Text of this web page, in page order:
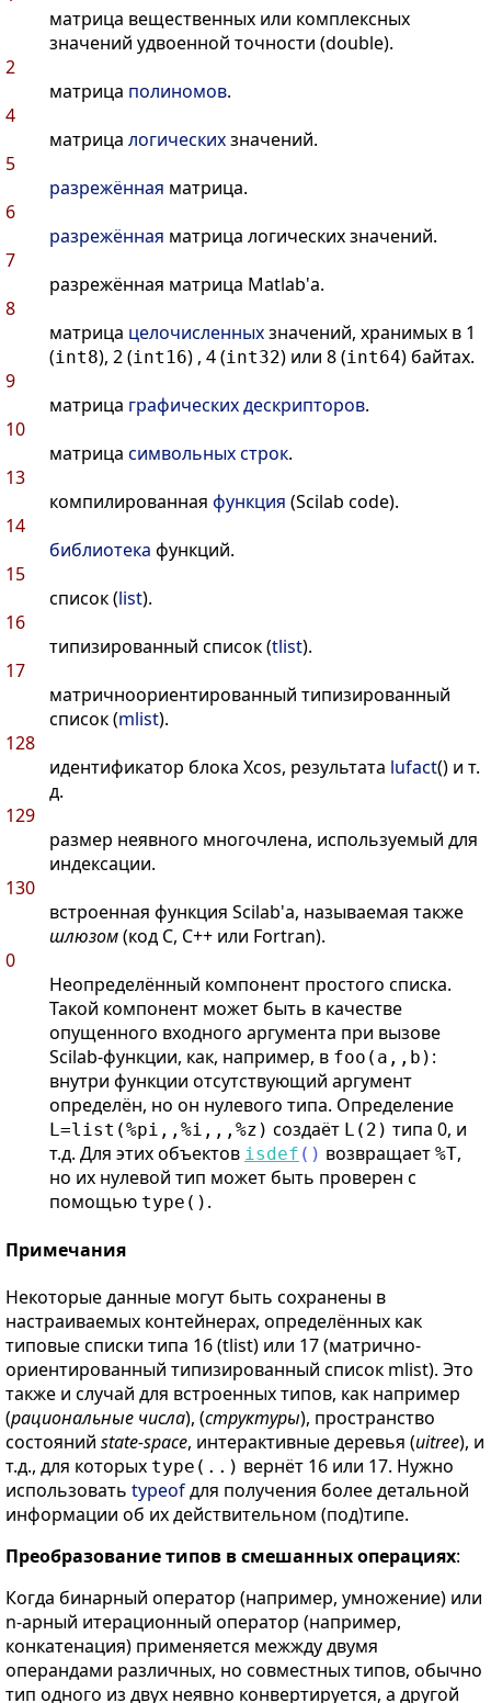
матрица вещественных или комплексных
значений удвоенной точности (double).
2
матрица полиномов.
4
матрица логическихзначений.
5
разрежённая матрица.
6
разрежённая матрица логических значений.
7
разрежённая матрица Matlab'а.
8
матрица целочисленныхзначений, хранимых в 1
(int8), 2 (int16) , 4 (int32) или 8 (int64) байтах.
9
матрица графических дескрипторов.
10
матрица символьных строк.
13
компилированная функция (Scilab code).
14
библиотека функций.
15
список (list).
16
типизированный список (tlist).
17
матричноориентированный типизированный
список (mlist).
128
идентификатор блока Xcos, результата lufact() и т.
д.
129
размер неявного многочлена, используемый для
индексации.
130
встроенная функция Scilab'а, называемая также
шлюзом(код C, C++ или Fortran).
0
Неопределённый компонент простого списка.
Такой компонент может быть в качестве
опущенного входного аргумента при вызове
Scilab-функции, как, например, в foo(a,,b) :
внутри функции отсутствующий аргумент
определён, но он нулевого типа. Определение
L=list(%pi,,%i,,,%z) создаёт L(2) типа 0, и
т.д. Для этих объектов isdef ( ) возвращает %T,
но их нулевой тип может быть проверен с
помощью type() .
Примечания
Некоторые данные могут быть сохранены в
настраиваемых контейнерах, определённых как
типовые списки типа 16 (tlist) или 17 (матрично-
ориентированный типизированный список mlist). Это
также и случай для встроенных типов, как например
(рациональные числа), (структуры), пространство
состояний state-space, интерактивные деревья (uitree), и
т.д., для которых type(..) вернёт 16 или 17. Нужно
использовать typeofдля получения более детальной
информации об их действительном (под)типе.
Преобразование типов в смешанных операциях:
Когда бинарный оператор (например, умножение) или
n-арный итерационный оператор (например,
конкатенация) применяется межжду двумя
операндами различных, но совместных типов, обычно
тип одного из двух неявно конвертируется, а другой